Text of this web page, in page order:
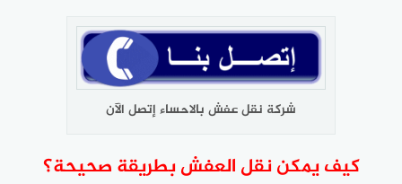
شركة نقل عفش بالاحساء إتصل الآن
كيف يمكن نقل العفش بطريقة صحيحة؟